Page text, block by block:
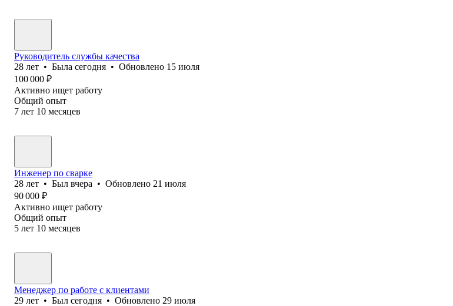
Руководитель службы качества
28 лет • Была сегодня • Обновлено 15 июля
100 000 ₽
Активно ищет работу
Общий опыт
7 лет 10 месяцев
Инженер по сварке
28 лет • Был вчера • Обновлено 21 июля
90 000 ₽
Активно ищет работу
Общий опыт
5 лет 10 месяцев
Менеджер по работе с клиентами
29 лет • Был сегодня • Обновлено 29 июля